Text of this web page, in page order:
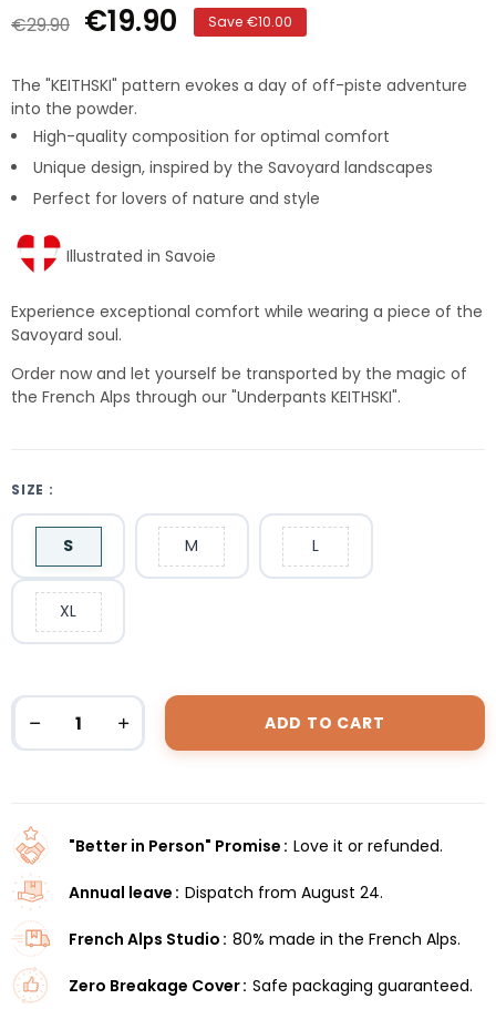
€29.90 €19.90 Save €10.00
The "KEITHSKI" pattern evokes a day of off-piste adventure
into the powder.
High-quality composition for optimal comfort
Unique design, inspired by the Savoyard landscapes
Perfect for lovers of nature and style
Illustrated in Savoie
Experience exceptional comfort while wearing a piece of the
Savoyard soul.
Order now and let yourself be transported by the magic of
the French Alps through our "Underpants KEITHSKI".
SIZE :
S M L
XL
ADD TO CART
"Better in Person" Promise Love it or refunded.
Annual leave Dispatch from August 24.
French Alps Studio 80% made in the French Alps.
Zero Breakage Cover Safe packaging guaranteed.